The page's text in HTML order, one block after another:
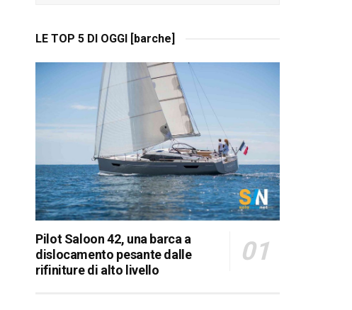
LE TOP 5 DI OGGI [barche]
Pilot Saloon 42, una barca a
dislocamento pesante dalle
rifiniture di alto livello